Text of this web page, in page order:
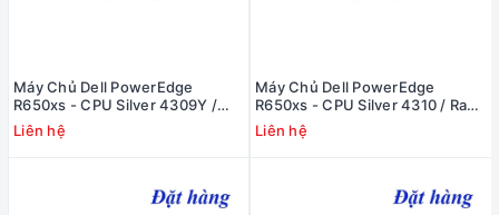
Máy Chủ Dell PowerEdge
R650xs - CPU Silver 4309Y /
Ram 16GB / Raid H345 / 2x PS
Liên hệ
Máy Chủ Dell PowerEdge
R650xs - CPU Silver 4310 / Ram
16GB / Raid H345 / 2x PS
Liên hệ